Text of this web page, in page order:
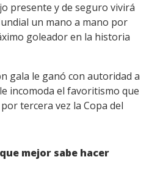
presente y de seguro vivirá
un mano a mano por
goleador en la historia
gala le ganó con autoridad a
incomoda el favoritismo que
tercera vez la Copa del
mejor sabe hacer